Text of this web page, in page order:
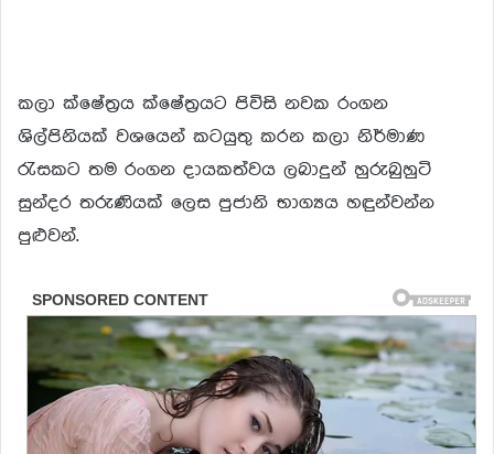
කලා ක්ෂේත්‍රය ක්ෂේත්‍රයට පිවිසි නවක රංගන
ශිල්පිනියක් වශයෙන් කටයුතු කරන කලා නිර්මාණ
රැසකට තම රංගන දායකත්වය ලබාදුන් හුරුබුහුටි
සුන්දර තරුණියක් ලෙස පුජානි භාග්‍යය හඳුන්වන්න
පුළුවන්.